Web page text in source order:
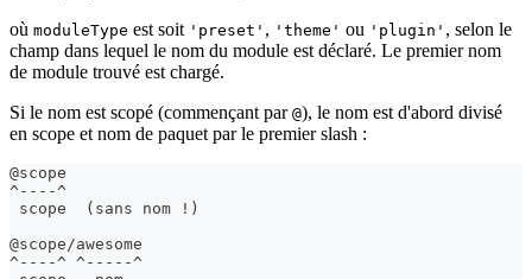
où moduleType est soit 'preset' , 'theme' ou 'plugin' , selon le
champ dans lequel le nom du module est déclaré. Le premier nom
de module trouvé est chargé.
Si le nom est scopé (commençant par @), le nom est d'abord divisé
en scope et nom de paquet par le premier slash :
@scope
^----^
scope  (sans nom !)
@scope/awesome
^----^ ^-----^